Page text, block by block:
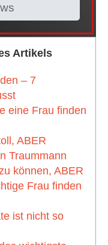
Artikels
– 7
eine Frau finden
ABER
Traummann
können, ABER
Frau finden
ist nicht so